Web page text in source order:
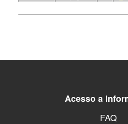
Acesso a
FAQ